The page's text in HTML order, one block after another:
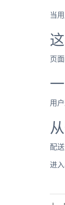
当
页
用
配
进